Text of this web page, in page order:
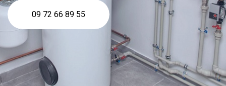
09 72 66 89 55